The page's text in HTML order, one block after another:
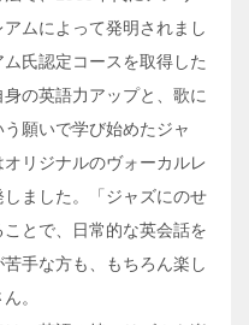
ムによって発明されまし
氏認定コースを取得した
の英語力アップと、歌に
願いで学び始めたジャ
リジナルのヴォーカルレ
ました。「ジャズにのせ
とで、日常的な英会話を
手な方も、もちろん楽し
。